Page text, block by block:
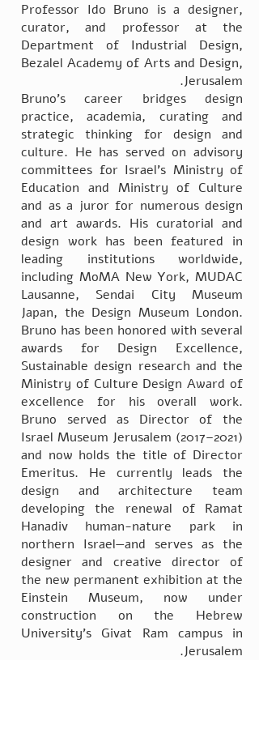
Professor Ido Bruno is a designer,
curator, and professor at the
Department of Industrial Design,
Bezalel Academy of Arts and Design,
Jerusalem.
Bruno’s career bridges design
practice, academia, curating and
strategic thinking for design and
culture. He has served on advisory
committees for Israel’s Ministry of
Education and Ministry of Culture
and as a juror for numerous design
and art awards. His curatorial and
design work has been featured in
leading institutions worldwide,
including MoMA New York, MUDAC
Lausanne, Sendai City Museum
Japan, the Design Museum London.
Bruno has been honored with several
awards for Design Excellence,
Sustainable design research and the
Ministry of Culture Design Award of
excellence for his overall work.
Bruno served as Director of the
Israel Museum Jerusalem (2017–2021)
and now holds the title of Director
Emeritus. He currently leads the
design and architecture team
developing the renewal of Ramat
Hanadiv human-nature park in
northern Israel—and serves as the
designer and creative director of
the new permanent exhibition at the
Einstein Museum, now under
construction on the Hebrew
University’s Givat Ram campus in
Jerusalem.